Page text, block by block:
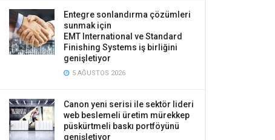
Entegre sonlandırma çözümleri
sunmak için
EMT International ve Standard
Finishing Systems iş birliğini
genişletiyor
5 AĞUSTOS 2026
Canon yeni serisi ile sektör lideri
web beslemeli üretim mürekkep
püskürtmeli baskı portföyünü
genişletiyor